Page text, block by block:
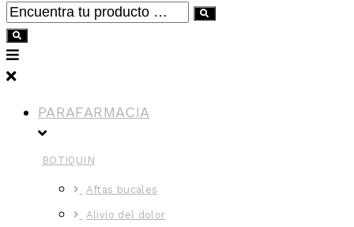
PARAFARMACIA
BOTIQUIN
Aftas bucales
Alivio del dolor